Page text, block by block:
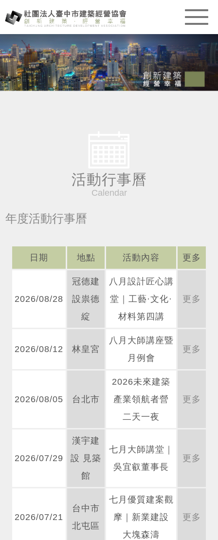
活動行事曆
Calendar
年度活動行事曆
日期 地點 活動內容 更多
2026/08/28
冠德建
設祟德
綻
八月設計匠心講
堂｜工藝·文化·
材料第四講
更多
2026/08/12 林皇宮
八月大師講座暨
月例會
更多
2026/08/05 台北市
2026未來建築
產業領航者營
二天一夜
更多
2026/07/29
漢宇建
設 見築
館
七月大師講堂｜
吳宜叡董事長
更多
2026/07/21
台中市
北屯區
七月優質建案觀
摩｜新業建設
大塊森濤
更多